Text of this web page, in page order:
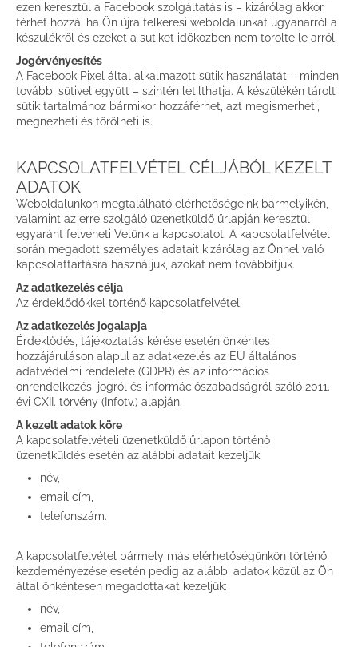
ezen keresztül a Facebook szolgáltatás is – kizárólag akkor
férhet hozzá, ha Ön újra felkeresi weboldalunkat ugyanarról a
készülékről és ezeket a sütiket időközben nem törölte le arról.
Jogérvényesítés
A Facebook Pixel által alkalmazott sütik használatát – minden
további sütivel együtt – szintén letilthatja. A készülékén tárolt
sütik tartalmához bármikor hozzáférhet, azt megismerheti,
megnézheti és törölheti is.
KAPCSOLATFELVÉTEL CÉLJÁBÓL KEZELT
ADATOK
Weboldalunkon megtalálható elérhetőségeink bármelyikén,
valamint az erre szolgáló üzenetküldő űrlapján keresztül
egyaránt felveheti Velünk a kapcsolatot. A kapcsolatfelvétel
során megadott személyes adatait kizárólag az Önnel való
kapcsolattartásra használjuk, azokat nem továbbítjuk.
Az adatkezelés célja
Az érdeklődőkkel történő kapcsolatfelvétel.
Az adatkezelés jogalapja
Érdeklődés, tájékoztatás kérése esetén önkéntes
hozzájáruláson alapul az adatkezelés az EU általános
adatvédelmi rendelete (GDPR) és az információs
önrendelkezési jogról és információszabadságról szóló 2011.
évi CXII. törvény (Infotv.) alapján.
A kezelt adatok köre
A kapcsolatfelvételi üzenetküldő űrlapon történő
üzenetküldés esetén az alábbi adatait kezeljük:
név,
email cím,
telefonszám.
A kapcsolatfelvétel bármely más elérhetőségünkön történő
kezdeményezése esetén pedig az alábbi adatok közül az Ön
által önkéntesen megadottakat kezeljük:
név,
email cím,